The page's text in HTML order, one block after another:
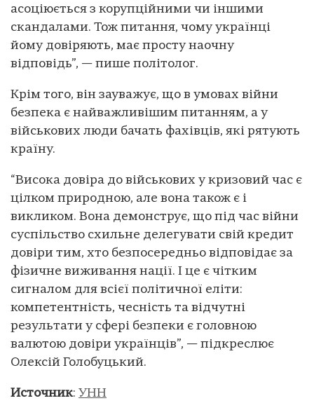
асоціюється з корупційними чи іншими
скандалами. Тож питання, чому українці
йому довіряють, має просту наочну
відповідь”, — пише політолог.
Крім того, він зауважує, що в умовах війни
безпека є найважливішим питанням, а у
військових люди бачать фахівців, які рятують
країну.
“Висока довіра до військових у кризовий час є
цілком природною, але вона також є і
викликом. Вона демонструє, що під час війни
суспільство схильне делегувати свій кредит
довіри тим, хто безпосередньо відповідає за
фізичне виживання нації. І це є чітким
сигналом для всієї політичної еліти:
компетентність, чесність та відчутні
результати у сфері безпеки є головною
валютою довіри українців”, — підкреслює
Олексій Голобуцький.
Источник: УНН